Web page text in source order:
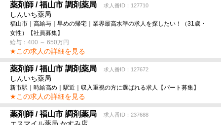
薬剤師 / 福山市 調剤薬局 求人番ID：127710
しんいち薬局
福山市｜高給与｜早めの帰宅｜業界最高水準の求人を探したい！（31歳・
女性）【社員募集】
給与：400 ～ 650万円
★この求人の詳細を見る
薬剤師 / 福山市 調剤薬局 求人番ID：127672
しんいち薬局
新市駅｜時給高め｜駅近｜収入重視の方に選ばれる求人【パート募集】
★この求人の詳細を見る
薬剤師 / 福山市 調剤薬局 求人番ID：237688